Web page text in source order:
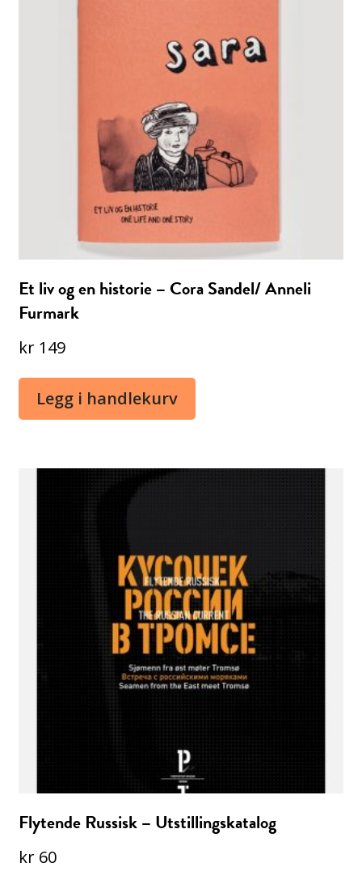
Et liv og en historie – Cora Sandel/ Anneli
Furmark
kr 149
Legg i handlekurv
Flytende Russisk – Utstillingskatalog
kr 60